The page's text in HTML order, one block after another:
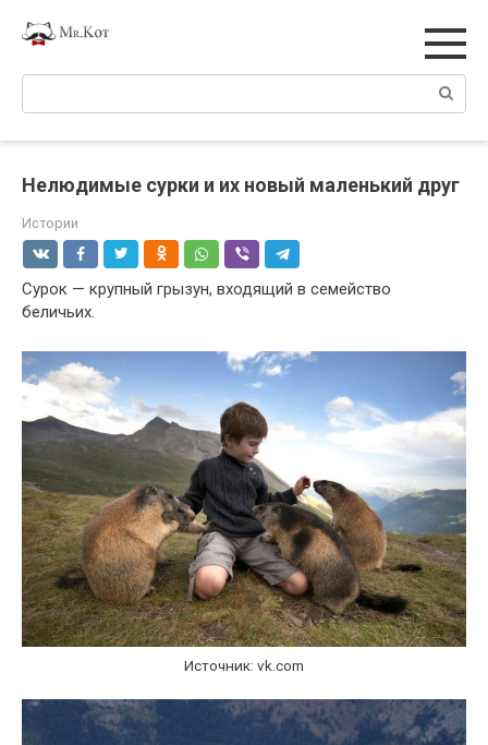
Поиск:
Нелюдимые сурки и их новый маленький друг
Истории
Сурок — крупный грызун, входящий в семейство
беличьих.
Источник: vk.com